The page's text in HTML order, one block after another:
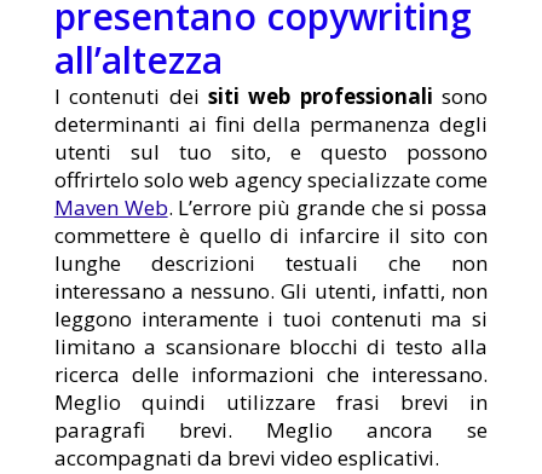
presentano copywriting
all’altezza
I contenuti dei siti web professionali sono
determinanti ai fini della permanenza degli
utenti sul tuo sito, e questo possono
offrirtelo solo web agency specializzate come
Maven Web. L’errore più grande che si possa
commettere è quello di infarcire il sito con
lunghe descrizioni testuali che non
interessano a nessuno. Gli utenti, infatti, non
leggono interamente i tuoi contenuti ma si
limitano a scansionare blocchi di testo alla
ricerca delle informazioni che interessano.
Meglio quindi utilizzare frasi brevi in
paragrafi brevi. Meglio ancora se
accompagnati da brevi video esplicativi.